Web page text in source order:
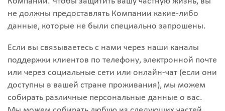
не должны предоставлять Компании какие-либо
данные, которые не были специально запрошены.
Если вы связываетесь с нами через наши каналы
поддержки клиентов по телефону, электронной почте
или через социальные сети или онлайн-чат (если они
доступны в вашей стране проживания), мы можем
собирать различные персональные данные о вас.